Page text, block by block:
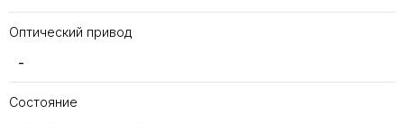
Оптический привод
-
Состояние